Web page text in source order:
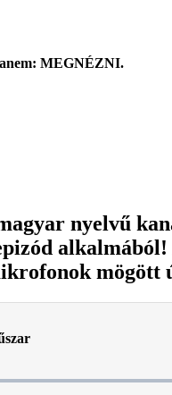
MEGNÉZNI.
nyelvű
mögött